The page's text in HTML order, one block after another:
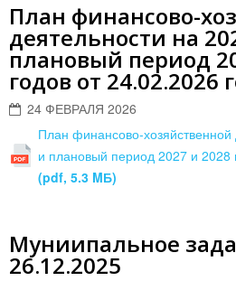
План финансово-
деятельности на
плановый период
годов от 24.02.2026
24 ФЕВРАЛЯ 2026
План финансово-хозяйственной
и плановый период 2027 и 2028
(pdf, 5.3 MБ)
Муниипальное
26.12.2025